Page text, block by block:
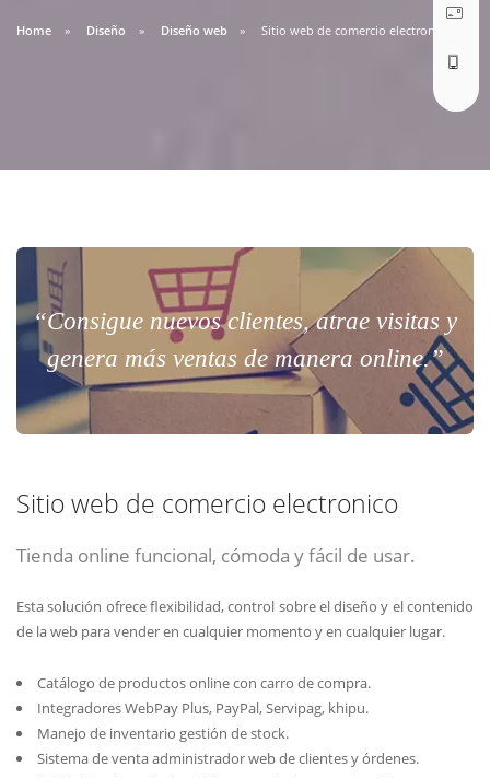
Home Diseño Diseño web Sitio web de comercio electronico
“Consigue nuevos clientes, atrae visitas y
genera más ventas de manera online.”
Sitio web de comercio electronico
Tienda online funcional, cómoda y fácil de usar.
Esta solución ofrece flexibilidad, control sobre el diseño y el contenido
de la web para vender en cualquier momento y en cualquier lugar.
Catálogo de productos online con carro de compra.
Integradores WebPay Plus, PayPal, Servipag, khipu.
Manejo de inventario gestión de stock.
Sistema de venta administrador web de clientes y órdenes.